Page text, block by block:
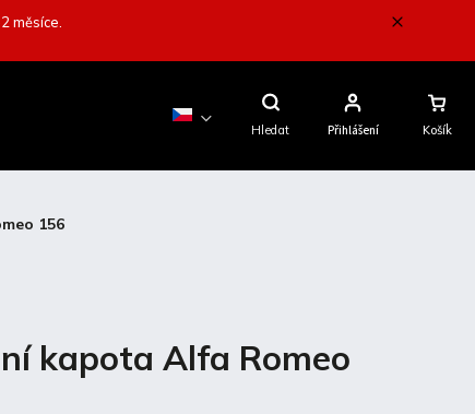
měsíce.
Hledat
Nákupní
Košík
Přihlášení
156
kapota Alfa Romeo